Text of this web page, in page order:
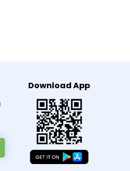
से उपचार प्रभावी
Quick?
quick
Download App